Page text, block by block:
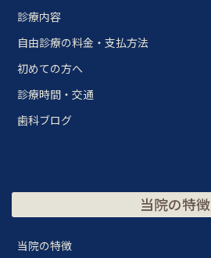
診療内容
自由診療の料金・支払方法
初めての方へ
診療時間・交通
歯科ブログ
当院の特徴
当院の特徴